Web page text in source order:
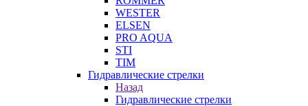
WESTER
ELSEN
PRO AQUA
STI
TIM
Гидравлические стрелки
Назад
Гидравлические стрелки